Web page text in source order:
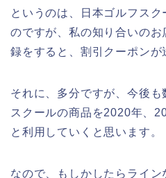
というのは、日本ゴルフス
のですが、私の知り合いの
録をすると、割引クーポンが
それに、多分ですが、今後
スクールの商品を2020年、
と利用していくと思います。
なので、もしかしたらライ